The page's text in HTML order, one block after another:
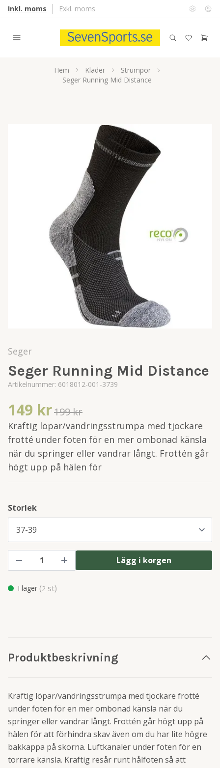
Inkl. moms Exkl. moms
Hem Kläder
Strumpor
Seger Running Mid Distance
Seger
Seger Running Mid Distance
Artikelnummer: 6018012-001-3739
149 kr199 kr
Kraftig löpar/vandringsstrumpa med tjockare
frotté under foten för en mer ombonad känsla
när du springer eller vandrar långt. Frottén går
högt upp på hälen för
Storlek
Lägg i korgen
I lager (2 st)
Produktbeskrivning
Kraftig löpar/vandringsstrumpa med tjockare frotté
under foten för en mer ombonad känsla när du
springer eller vandrar långt. Frottén går högt upp på
hälen för att förhindra skav även om du har lite högre
bakkappa på skorna. Luftkanaler under foten för en
torrare känsla. Kraftig resår runt hålfoten så att